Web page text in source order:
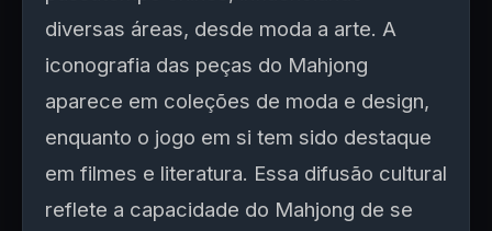
diversas áreas, desde moda a arte. A
iconografia das peças do Mahjong
aparece em coleções de moda e design,
enquanto o jogo em si tem sido destaque
em filmes e literatura. Essa difusão cultural
reflete a capacidade do Mahjong de se